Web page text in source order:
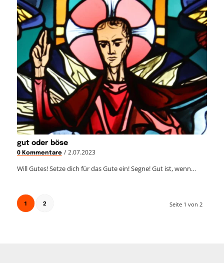
gut oder böse
0 Kommentare / 2.07.2023
Will Gutes! Setze dich für das Gute ein! Segne! Gut ist, wenn…
Seite 1 von 2
1 2